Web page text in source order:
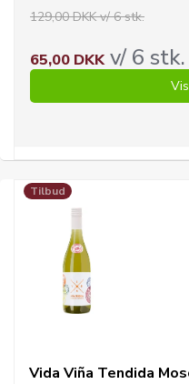
129,00 DKK v/ 6 stk.
65,00 DKKv/ 6 stk.
Tilbud
Vida Viña Tendida